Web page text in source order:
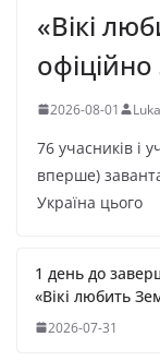
«Вікі
2026-08-01
76 учасників і
вперше)
Україна цього
1 день до
«Вікі любить
2026-07-31